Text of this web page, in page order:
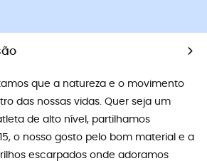
que a natureza e o movimento
das nossas vidas. Quer seja um
de alto nível, partilhamos
o nosso gosto pelo bom material e a
escarpados onde adoramos